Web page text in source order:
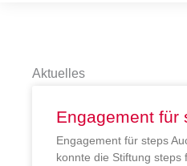
Aktuelles
Engagement für
Engagement für steps
konnte die Stiftung steps